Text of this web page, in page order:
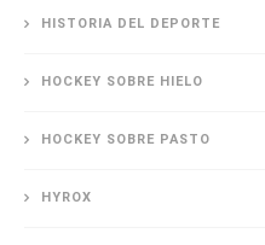
HISTORIA DEL DEPORTE
HOCKEY SOBRE HIELO
HOCKEY SOBRE PASTO
HYROX